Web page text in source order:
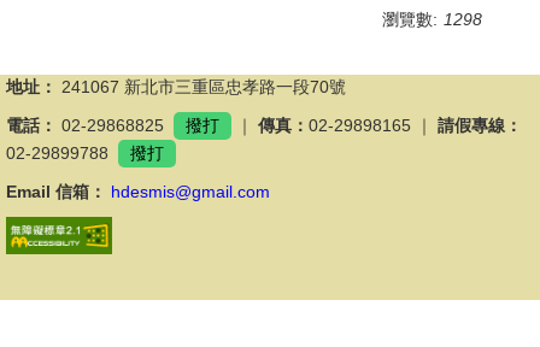
瀏覽數: 1298
地址：
241067 新北市三重區忠孝路一段70號
電話： 02-29868825 撥打 ｜傳真：02-29898165 ｜請假專線：
02-29899788
撥打
Email 信箱：
hdesmis@gmail.com